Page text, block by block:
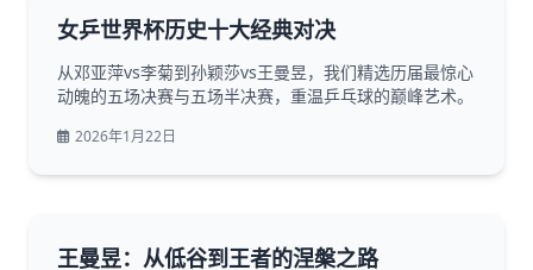
女乒世界杯历史十大经典对决
从邓亚萍vs李菊到孙颖莎vs王曼昱，我们精选历届最惊心
动魄的五场决赛与五场半决赛，重温乒乓球的巅峰艺术。
2026年1月22日
王曼昱：从低谷到王者的涅槃之路